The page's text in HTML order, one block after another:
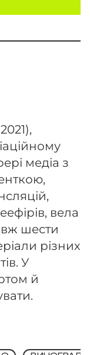
медіа з
вела
шести
різних
У
й